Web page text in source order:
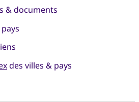
& documents
des villes & pays